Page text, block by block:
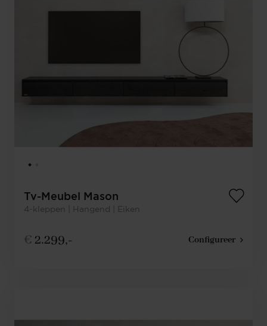
Tv-Meubel Mason
4-kleppen | Hangend | Eiken
€ 2.299,- Configureer